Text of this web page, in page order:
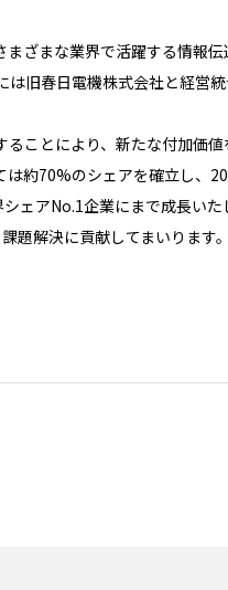
ざまな業界で活躍する情報
旧春日電機株式会社と経営
ことにより、新たな付加価値
は約70%のシェアを確立し、
ェアNo.1企業にまで成長いた
題解決に貢献してまいります。